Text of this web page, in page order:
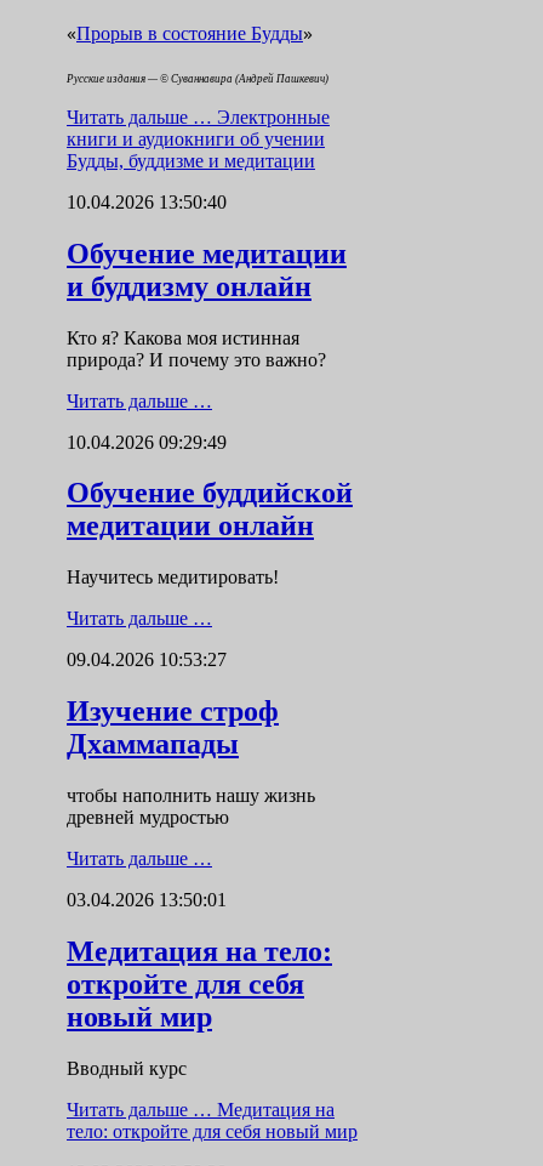
«Прорыв в состояние Будды»
Русские издания — © Суваннавира (Андрей Пашкевич)
Читать дальше … Электронные
книги и аудиокниги об учении
Будды, буддизме и медитации
10.04.2026 13:50:40
Обучение медитации
и буддизму онлайн
Кто я? Какова моя истинная
природа? И почему это важно?
Читать дальше …
10.04.2026 09:29:49
Обучение буддийской
медитации онлайн
Научитесь медитировать!
Читать дальше …
09.04.2026 10:53:27
Изучение строф
Дхаммапады
чтобы наполнить нашу жизнь
древней мудростью
Читать дальше …
03.04.2026 13:50:01
Медитация на тело:
откройте для себя
новый мир
Вводный курс
Читать дальше … Медитация на
тело: откройте для себя новый мир